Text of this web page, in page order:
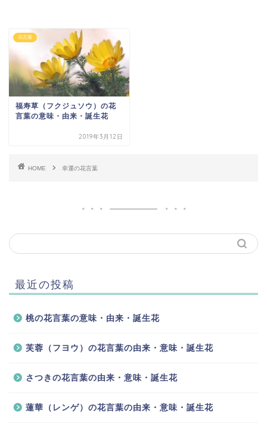
花言葉
福寿草（フクジュソウ）の花
言葉の意味・由来・誕生花
2019年3月12日
HOME 幸運の花言葉
最近の投稿
桃の花言葉の意味・由来・誕生花
芙蓉（フヨウ）の花言葉の由来・意味・誕生花
さつきの花言葉の由来・意味・誕生花
蓮華（レンゲ）の花言葉の由来・意味・誕生花